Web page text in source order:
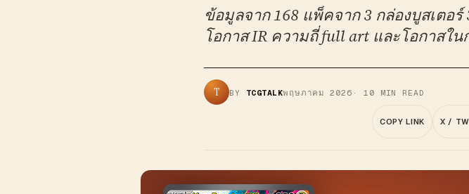
ข้อมูลจาก 168 แพ็คจาก 3 กล่องบูสเตอ
โอกาส IR ความถี่ full art และโอกาสใน
T BY TCGTALKพฤษภาคม 2026 · 10 MIN READ
COPY LINK X /